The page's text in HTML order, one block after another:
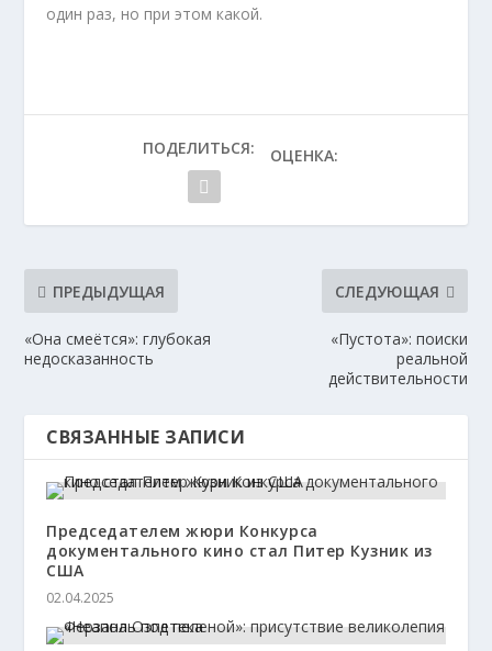
один раз, но при этом какой.
ПОДЕЛИТЬСЯ: ОЦЕНКА:
ПРЕДЫДУЩАЯ
«Она смеётся»: глубокая
недосказанность
СЛЕДУЮЩАЯ
«Пустота»: поиски
реальной
действительности
СВЯЗАННЫЕ ЗАПИСИ
Председателем жюри Конкурса
документального кино стал Питер Кузник из
США
02.04.2025